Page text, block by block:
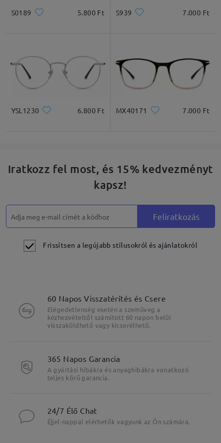
S0189 5.800 Ft S939 7.000 Ft
YSL1230 6.800 Ft MX40171 7.000 Ft
Iratkozz fel most, és 15% kedvezményt
kapsz!
Feliratkozás
Frissítsen a legújabb stílusokról és ajánlatokról
60 Napos Visszatérítés és Csere
Elégedetlenség esetén a szemüveg a
kézhezvételtől számított 60 napon belül
visszaküldhető vagy kicserélhető.
365 Napos Garancia
A gyártási hibákra és anyaghibákra vonatkozó
teljes körű garancia.
24/7 Élő Chat
Éjjel-nappal elérhetők vagyunk az Ön számára.